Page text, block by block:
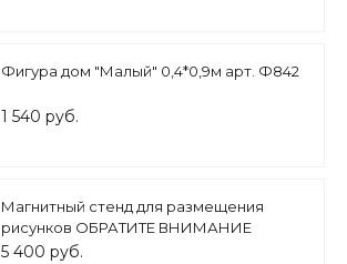
Фигура дом "Малый" 0,4*0,9м арт. Ф842
1 540 руб.
Магнитный стенд для размещения
рисунков ОБРАТИТЕ ВНИМАНИЕ
1,5*0,8м арт. 5008
5 400 руб.